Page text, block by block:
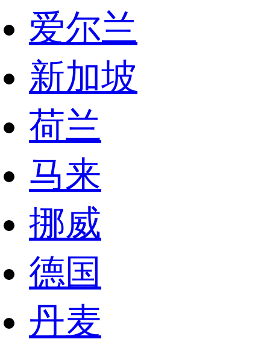
爱尔兰
新加坡
荷兰
马来
挪威
德国
丹麦